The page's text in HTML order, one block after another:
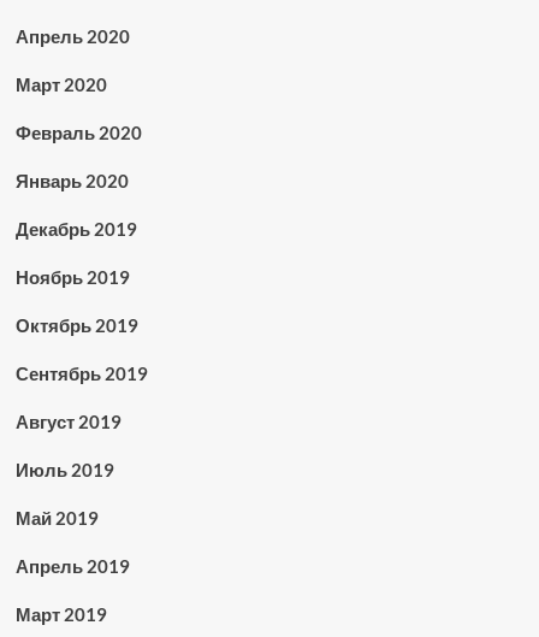
Апрель 2020
Март 2020
Февраль 2020
Январь 2020
Декабрь 2019
Ноябрь 2019
Октябрь 2019
Сентябрь 2019
Август 2019
Июль 2019
Май 2019
Апрель 2019
Март 2019